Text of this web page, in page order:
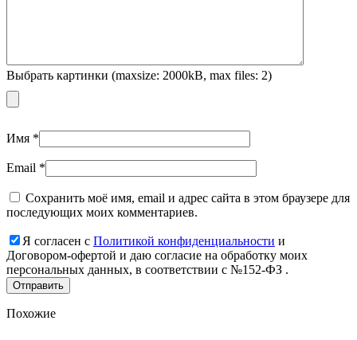
Выбрать картинки (maxsize: 2000kB, max files: 2)
Имя *
Email *
Сохранить моё имя, email и адрес сайта в этом браузере для
последующих моих комментариев.
Я согласен с Политикой конфиденциальности и
Договором-офертой и даю согласие на обработку моих
персональных данных, в соответствии с №152-ФЗ .
Похожие